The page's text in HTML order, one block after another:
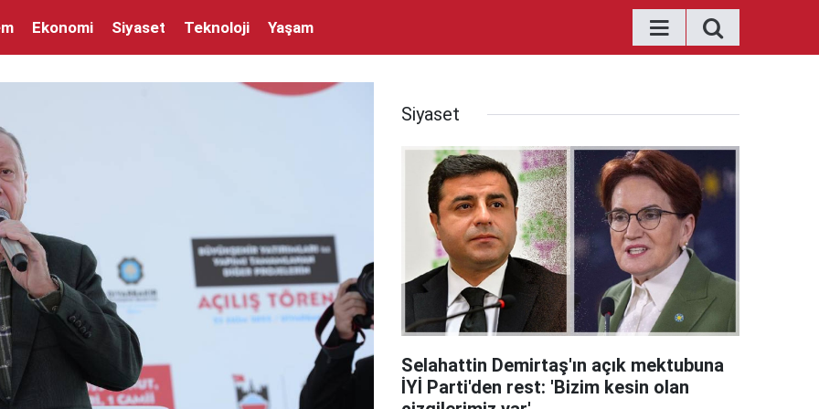
Ekonomi Siyaset Teknoloji Yaşam
Siyaset
Selahattin Demirtaş'ın açık mektubuna
İYİ Parti'den rest: 'Bizim kesin olan